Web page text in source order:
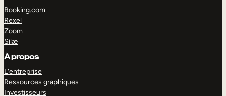
Booking.com
Rexel
Zoom
Silæ
À propos
L’entreprise
Ressources graphiques
Investisseurs